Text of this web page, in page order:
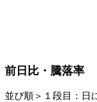
前日比・騰落率
並び順＞１段目：日